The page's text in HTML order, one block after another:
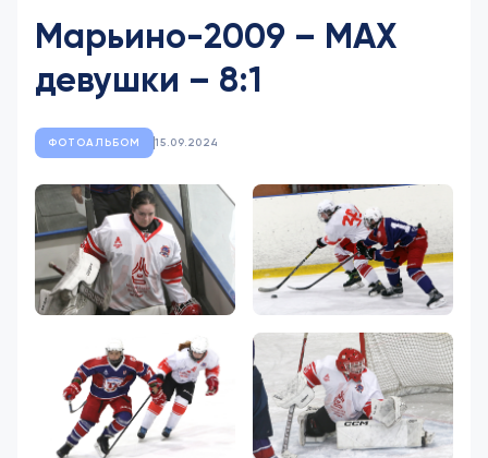
Марьино-2009 – МАХ
девушки – 8:1
ФОТОАЛЬБОМ 15.09.2024